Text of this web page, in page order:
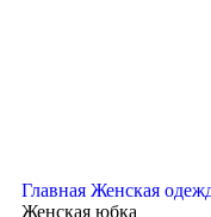
Главная Женская
Женская юбка